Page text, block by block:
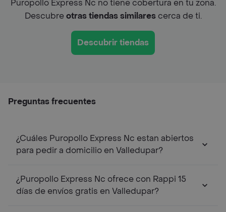
Puropollo Express Nc no tiene cobertura en tu zona.
Descubreotras tiendas similarescerca de ti.
Descubrir tiendas
Preguntas frecuentes
¿Cuáles Puropollo Express Nc estan abiertos
para pedir a domicilio en Valledupar?
¿Puropollo Express Nc ofrece con Rappi 15
días de envíos gratis en Valledupar?